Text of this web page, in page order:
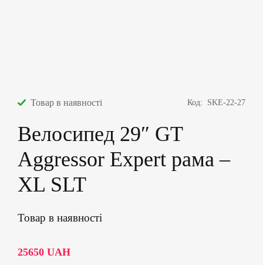
Товар в наявності Код: SKE-22-27
Велосипед 29″ GT
Aggressor Expert рама –
XL SLT
Товар в наявності
25650 UAH